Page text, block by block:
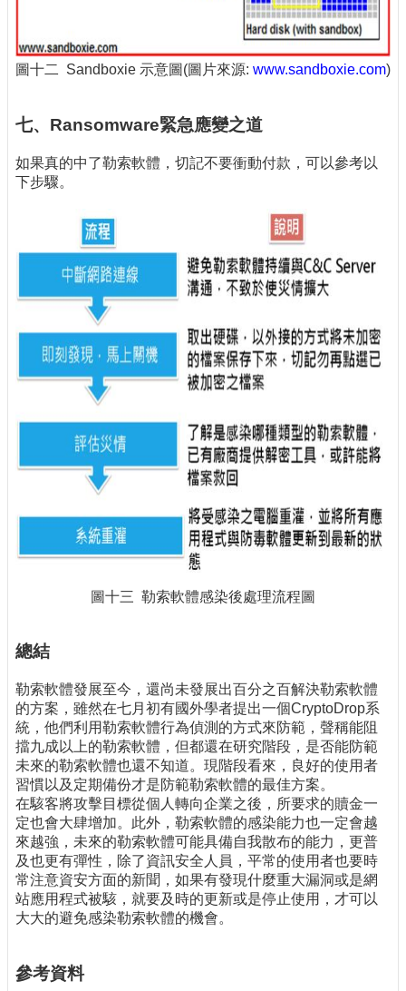
圖十二 Sandboxie 示意圖(圖片來源: www.sandboxie.com)
七、Ransomware緊急應變之道
如果真的中了勒索軟體，切記不要衝動付款，可以參考以
下步驟。
圖十三 勒索軟體感染後處理流程圖
總結
勒索軟體發展至今，還尚未發展出百分之百解決勒索軟體
的方案，雖然在七月初有國外學者提出一個CryptoDrop系
統，他們利用勒索軟體行為偵測的方式來防範，聲稱能阻
擋九成以上的勒索軟體，但都還在研究階段，是否能防範
未來的勒索軟體也還不知道。現階段看來，良好的使用者
習慣以及定期備份才是防範勒索軟體的最佳方案。
在駭客將攻擊目標從個人轉向企業之後，所要求的贖金一
定也會大肆增加。此外，勒索軟體的感染能力也一定會越
來越強，未來的勒索軟體可能具備自我散布的能力，更普
及也更有彈性，除了資訊安全人員，平常的使用者也要時
常注意資安方面的新聞，如果有發現什麼重大漏洞或是網
站應用程式被駭，就要及時的更新或是停止使用，才可以
大大的避免感染勒索軟體的機會。
參考資料